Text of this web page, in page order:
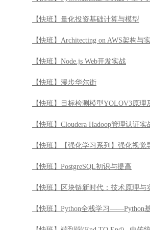
【快班】量化投资基础计算与模型
【快班】Architecting on AWS架构与
【快班】Node.js Web开发实战
【快班】漫步华尔街
【快班】目标检测模型YOLOV3原理
【快班】Cloudera Hadoop管理认证实
【快班】【强化学习系列】强化视觉
【快班】PostgreSQL初识与提高
【快班】区块链新时代：技术原理与
【快班】Python全栈学习——Python